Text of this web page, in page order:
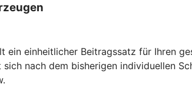
einheitlicher Beitragssatz für Ihren
nach dem bisherigen individuellen